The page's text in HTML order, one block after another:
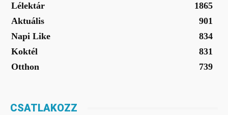
Lélektár
1865
Aktuális
901
Napi Like
834
Koktél
831
Otthon
739
CSATLAKOZZ